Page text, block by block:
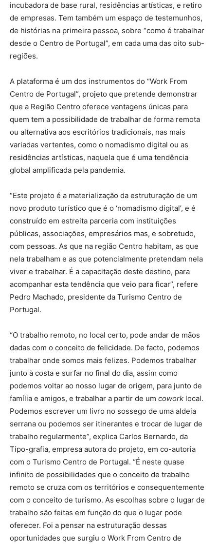
incubadora de base rural, residências artísticas, e retiro
de empresas. Tem também um espaço de testemunhos,
de histórias na primeira pessoa, sobre “como é trabalhar
desde o Centro de Portugal”, em cada uma das oito sub-
regiões.
A plataforma é um dos instrumentos do “Work From
Centro de Portugal”, projeto que pretende demonstrar
que a Região Centro oferece vantagens únicas para
quem tem a possibilidade de trabalhar de forma remota
ou alternativa aos escritórios tradicionais, nas mais
variadas vertentes, como o nomadismo digital ou as
residências artísticas, naquela que é uma tendência
global amplificada pela pandemia.
“Este projeto é a materialização da estruturação de um
novo produto turístico que é o ‘nomadismo digital’, e é
construído em estreita parceria com instituições
públicas, associações, empresários mas, e sobretudo,
com pessoas. As que na região Centro habitam, as que
nela trabalham e as que potencialmente pretendam nela
viver e trabalhar. É a capacitação deste destino, para
acompanhar esta tendência que veio para ficar”, refere
Pedro Machado, presidente da Turismo Centro de
Portugal.
“O trabalho remoto, no local certo, pode andar de mãos
dadas com o conceito de felicidade. De facto, podemos
trabalhar onde somos mais felizes. Podemos trabalhar
junto à costa e surfar no final do dia, assim como
podemos voltar ao nosso lugar de origem, para junto de
família e amigos, e trabalhar a partir de um cowork local.
Podemos escrever um livro no sossego de uma aldeia
serrana ou podemos ser itinerantes e trocar de lugar de
trabalho regularmente”, explica Carlos Bernardo, da
Tipo-grafia, empresa autora do projeto, em co-autoria
com o Turismo Centro de Portugal. “É neste quase
infinito de possibilidades que o conceito de trabalho
remoto se cruza com os territórios e consequentemente
com o conceito de turismo. As escolhas sobre o lugar de
trabalho são feitas em função do que o lugar pode
oferecer. Foi a pensar na estruturação dessas
oportunidades que surgiu o Work From Centro de